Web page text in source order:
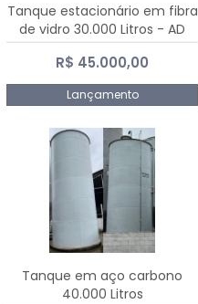
Tanque estacionário em fibra
de vidro 30.000 Litros - AD
Fibras
R$ 45.000,00
Lançamento
Tanque em aço carbono
40.000 Litros